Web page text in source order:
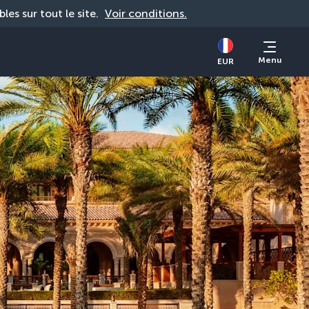
sur tout le site. Voir conditions.
EUR Menu